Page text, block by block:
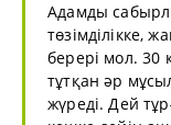
Адамды
төзімділікке,
берері мол. 30
тұтқан әр
жүреді. Дей